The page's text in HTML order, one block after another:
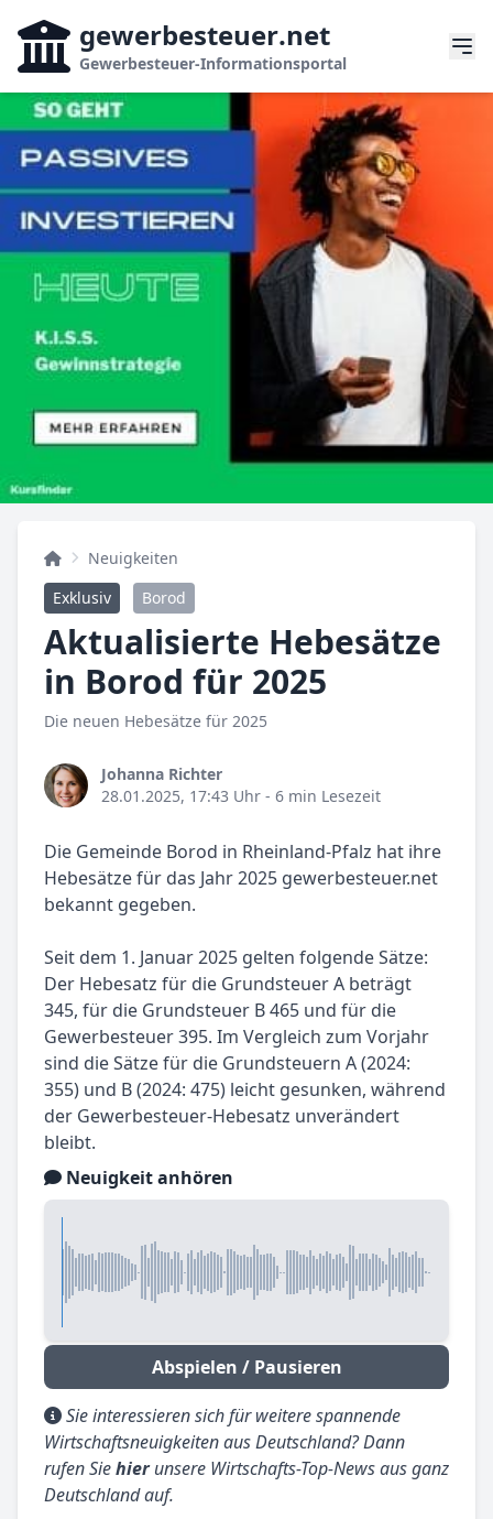
gewerbesteuer.net
Gewerbesteuer-Informationsportal
Neuigkeiten
Exklusiv
Borod
Aktualisierte Hebesätze
in Borod für 2025
Die neuen Hebesätze für 2025
Johanna Richter
28.01.2025, 17:43 Uhr - 6 min Lesezeit
Die Gemeinde Borod in Rheinland-Pfalz hat ihre
Hebesätze für das Jahr 2025 gewerbesteuer.net
bekannt gegeben.
Seit dem 1. Januar 2025 gelten folgende Sätze:
Der Hebesatz für die Grundsteuer A beträgt
345, für die Grundsteuer B 465 und für die
Gewerbesteuer 395. Im Vergleich zum Vorjahr
sind die Sätze für die Grundsteuern A (2024:
355) und B (2024: 475) leicht gesunken, während
der Gewerbesteuer-Hebesatz unverändert
bleibt.
Neuigkeit anhören
Abspielen / Pausieren
Sie interessieren sich für weitere spannende
Wirtschaftsneuigkeiten aus Deutschland? Dann
rufen Siehierunsere Wirtschafts-Top-News aus ganz
Deutschland auf.